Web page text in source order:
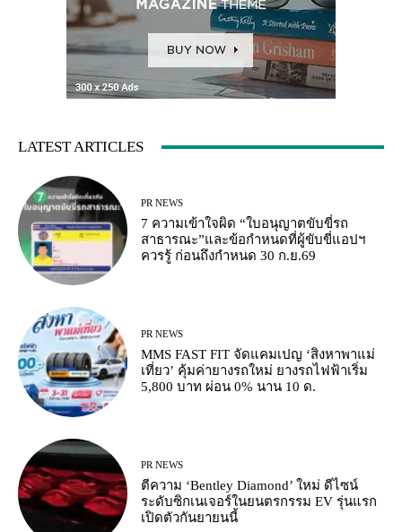
LATEST ARTICLES
PR NEWS
7 ความเข้าใจผิด “ใบอนุญาตขับขี่รถ
สาธารณะ”และข้อกำหนดที่ผู้ขับขี่แอปฯ
ควรรู้ ก่อนถึงกำหนด 30 ก.ย.69
PR NEWS
MMS FAST FIT จัดแคมเปญ ‘สิงหาพาแม่
เที่ยว’ คุ้มค่ายางรถใหม่ ยางรถไฟฟ้าเริ่ม
5,800 บาท ผ่อน 0% นาน 10 ด.
PR NEWS
ตีความ ‘Bentley Diamond’ ใหม่ ดีไซน์
ระดับซิกเนเจอร์ในยนตรกรรม EV รุ่นแรก
เปิดตัวกันยายนนี้